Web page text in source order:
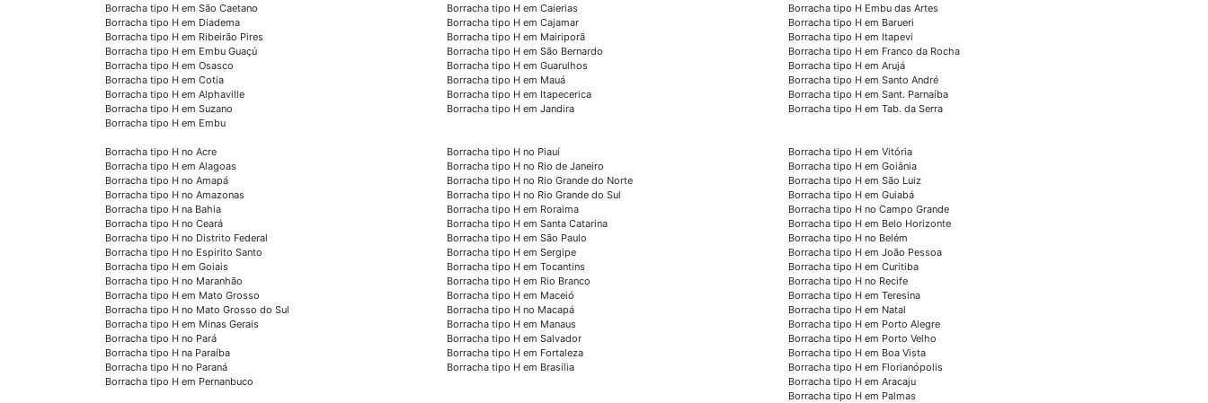
Borracha tipo H em São Caetano
Borracha tipo H em Diadema
Borracha tipo H em Ribeirão Pires
Borracha tipo H em Embu Guaçú
Borracha tipo H em Osasco
Borracha tipo H em Cotia
Borracha tipo H em Alphaville
Borracha tipo H em Suzano
Borracha tipo H em Embu
Borracha tipo H em Caierias
Borracha tipo H em Cajamar
Borracha tipo H em Mairiporã
Borracha tipo H em São Bernardo
Borracha tipo H em Guarulhos
Borracha tipo H em Mauá
Borracha tipo H em Itapecerica
Borracha tipo H em Jandira
Borracha tipo H Embu das Artes
Borracha tipo H em Barueri
Borracha tipo H em Itapevi
Borracha tipo H em Franco da Rocha
Borracha tipo H em Arujá
Borracha tipo H em Santo André
Borracha tipo H em Sant. Parnaíba
Borracha tipo H em Tab. da Serra
Borracha tipo H no Acre
Borracha tipo H em Alagoas
Borracha tipo H no Amapá
Borracha tipo H no Amazonas
Borracha tipo H na Bahia
Borracha tipo H no Ceará
Borracha tipo H no Distrito Federal
Borracha tipo H no Espirito Santo
Borracha tipo H em Goiais
Borracha tipo H no Maranhão
Borracha tipo H em Mato Grosso
Borracha tipo H no Mato Grosso do Sul
Borracha tipo H em Minas Gerais
Borracha tipo H no Pará
Borracha tipo H na Paraíba
Borracha tipo H no Paraná
Borracha tipo H em Pernanbuco
Borracha tipo H no Piauí
Borracha tipo H no Rio de Janeiro
Borracha tipo H no Rio Grande do Norte
Borracha tipo H no Rio Grande do Sul
Borracha tipo H em Roraima
Borracha tipo H em Santa Catarina
Borracha tipo H em São Paulo
Borracha tipo H em Sergipe
Borracha tipo H em Tocantins
Borracha tipo H em Rio Branco
Borracha tipo H em Maceió
Borracha tipo H no Macapá
Borracha tipo H em Manaus
Borracha tipo H em Salvador
Borracha tipo H em Fortaleza
Borracha tipo H em Brasília
Borracha tipo H em Vitória
Borracha tipo H em Goiânia
Borracha tipo H em São Luiz
Borracha tipo H em Guiabá
Borracha tipo H no Campo Grande
Borracha tipo H em Belo Horizonte
Borracha tipo H no Belém
Borracha tipo H em João Pessoa
Borracha tipo H em Curitiba
Borracha tipo H no Recife
Borracha tipo H em Teresina
Borracha tipo H em Natal
Borracha tipo H em Porto Alegre
Borracha tipo H em Porto Velho
Borracha tipo H em Boa Vista
Borracha tipo H em Florianópolis
Borracha tipo H em Aracaju
Borracha tipo H em Palmas